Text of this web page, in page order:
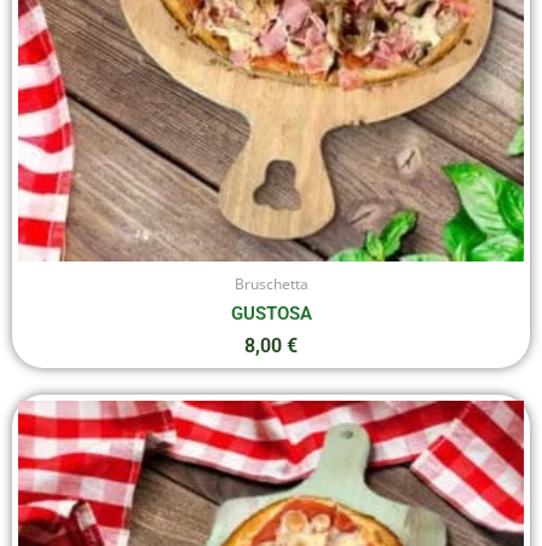
Bruschetta
GUSTOSA
8,00 €